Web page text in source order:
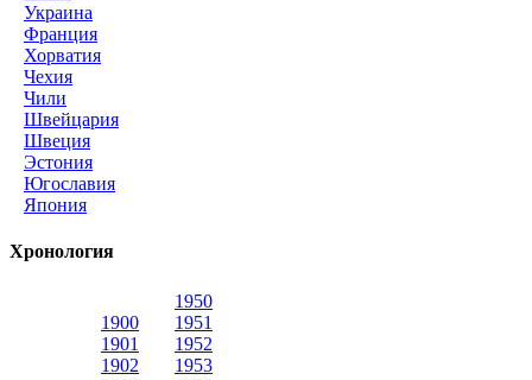
Украина
Франция
Хорватия
Чехия
Чили
Швейцария
Швеция
Эстония
Югославия
Япония
Хронология
1900
1901
1902
1950
1951
1952
1953